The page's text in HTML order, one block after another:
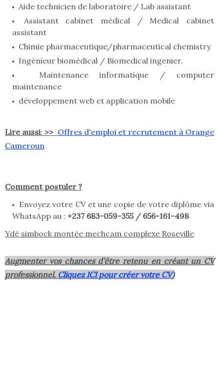
Aide technicien de laboratoire / Lab assistant
Assistant cabinet médical / Medical cabinet
assistant
Chimie pharmaceutique/pharmaceutical chemistry
Ingénieur biomédical / Biomedical ingenier.
Maintenance informatique / computer
maintenance
développement web et application mobile
Lire aussi: >> Offres d'emploi et recrutement à Orange
Cameroun
Comment postuler ?
Envoyez votre CV et une copie de votre diplôme via
WhatsApp au : +237 683-059-355 / 656-161-498
Ydé simbock montée mechcam complexe Roseville
Augmenter vos chances d’être retenu en créant un CV
professionnel. Cliquez ICI pour créer votre CV)